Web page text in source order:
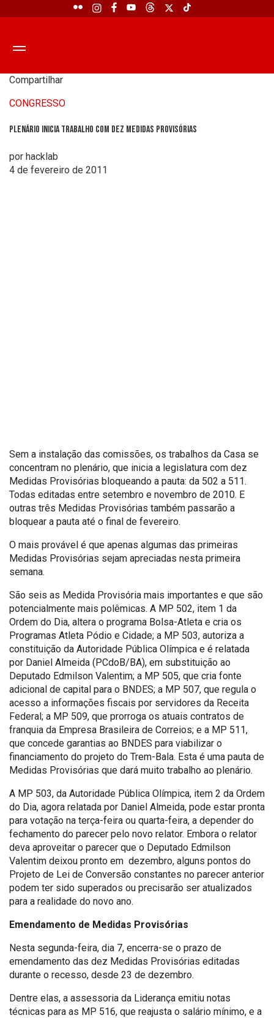
Compartilhar
CONGRESSO
Plenário inicia trabalho com dez Medidas Provisórias
por hacklab
4 de fevereiro de 2011
Sem a instalação das comissões, os trabalhos da Casa se
concentram no plenário, que inicia a legislatura com dez
Medidas Provisórias bloqueando a pauta: da 502 a 511.
Todas editadas entre setembro e novembro de 2010. E
outras três Medidas Provisórias também passarão a
bloquear a pauta até o final de fevereiro.
O mais provável é que apenas algumas das primeiras
Medidas Provisórias sejam apreciadas nesta primeira
semana.
São seis as Medida Provisória mais importantes e que são
potencialmente mais polêmicas. A MP 502, item 1 da
Ordem do Dia, altera o programa Bolsa-Atleta e cria os
Programas Atleta Pódio e Cidade; a MP 503, autoriza a
constituição da Autoridade Pública Olímpica e é relatada
por Daniel Almeida (PCdoB/BA), em substituição ao
Deputado Edmilson Valentim; a MP 505, que cria fonte
adicional de capital para o BNDES; a MP 507, que regula o
acesso a informações fiscais por servidores da Receita
Federal; a MP 509, que prorroga os atuais contratos de
franquia da Empresa Brasileira de Correios; e a MP 511,
que concede garantias ao BNDES para viabilizar o
financiamento do projeto do Trem-Bala. Esta é uma pauta de
Medidas Provisórias que dará muito trabalho ao plenário.
A MP 503, da Autoridade Pública Olímpica, item 2 da Ordem
do Dia, agora relatada por Daniel Almeida, pode estar pronta
para votação na terça-feira ou quarta-feira, a depender do
fechamento do parecer pelo novo relator. Embora o relator
deva aproveitar o parecer que o Deputado Edmilson
Valentim deixou pronto em dezembro, alguns pontos do
Projeto de Lei de Conversão constantes no parecer anterior
podem ter sido superados ou precisarão ser atualizados
para a realidade do novo ano.
Emendamento de Medidas Provisórias
Nesta segunda-feira, dia 7, encerra-se o prazo de
emendamento das dez Medidas Provisórias editadas
durante o recesso, desde 23 de dezembro.
Dentre elas, a assessoria da Liderança emitiu notas
técnicas para as MP 516, que reajusta o salário mínimo, e a